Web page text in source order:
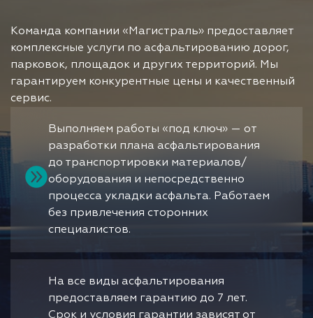
Команда компании «Магистраль» предоставляет
комплексные услуги по асфальтированию дорог,
парковок, площадок и других территорий. Мы
гарантируем конкурентные цены и качественный
сервис.
Выполняем работы «под ключ» — от
разработки плана асфальтирования
до транспортировки материалов/
оборудования и непосредственно
процесса укладки асфальта. Работаем
без привлечения сторонних
специалистов.
На все виды асфальтирования
предоставляем гарантию до 7 лет.
Срок и условия гарантии зависят от